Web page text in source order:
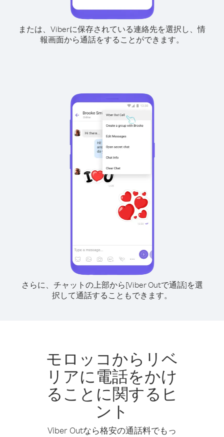
または、Viberに保存されている連絡先を選択し、情
報画面から通話をすることができます。
さらに、チャットの上部から[Viber Outで通話]を選
択して通話することもできます。
モロッコからリベ
リアに電話をかけ
ることに関するヒ
ント
Viber Outなら格安の通話料でもっ